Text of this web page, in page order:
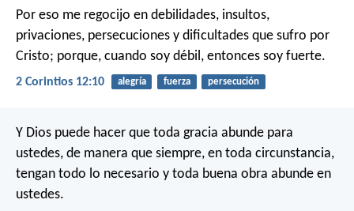
Por eso me regocijo en debilidades, insultos,
privaciones, persecuciones y dificultades que sufro por
Cristo; porque, cuando soy débil, entonces soy fuerte.
2 Corintios 12:10 alegría fuerza persecución
Y Dios puede hacer que toda gracia abunde para
ustedes, de manera que siempre, en toda circunstancia,
tengan todo lo necesario y toda buena obra abunde en
ustedes.